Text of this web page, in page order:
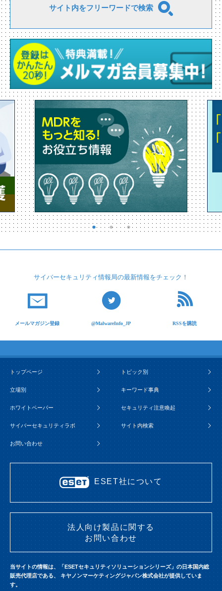
サイト内をフリーワードで検索
サイバーセキュリティ情報局の最新情報をチェック！
メールマガジン登録 @MalwareInfo_JP RSSを購読
トップページ トピック別
立場別 キーワード事典
ホワイトペーパー セキュリティ注意喚起
サイバーセキュリティラボ サイト内検索
お問い合わせ
ESET社について
法人向け製品に関する
お問い合わせ
当サイトの情報は、「ESETセキュリティソリューションシリーズ」の日本国内総
販売代理店である、 キヤノンマーケティングジャパン株式会社が提供していま
す。